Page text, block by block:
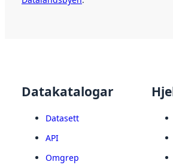
Datakatalogar
Datasett
API
Omgrep